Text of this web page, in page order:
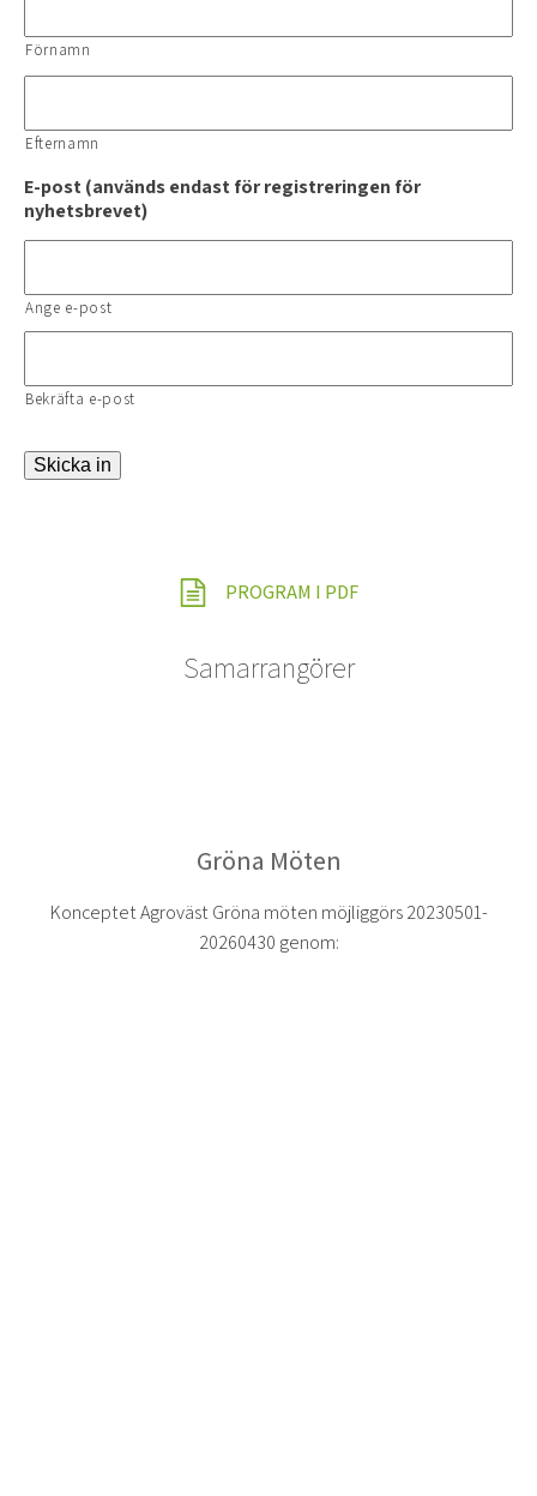
Förnamn
Efternamn
E-post (används endast för registreringen för
nyhetsbrevet)
Ange e-post
Bekräfta e-post
Skicka in
PROGRAM I PDF
Samarrangörer
Gröna Möten
Konceptet Agroväst Gröna möten möjliggörs 20230501-
20260430 genom: